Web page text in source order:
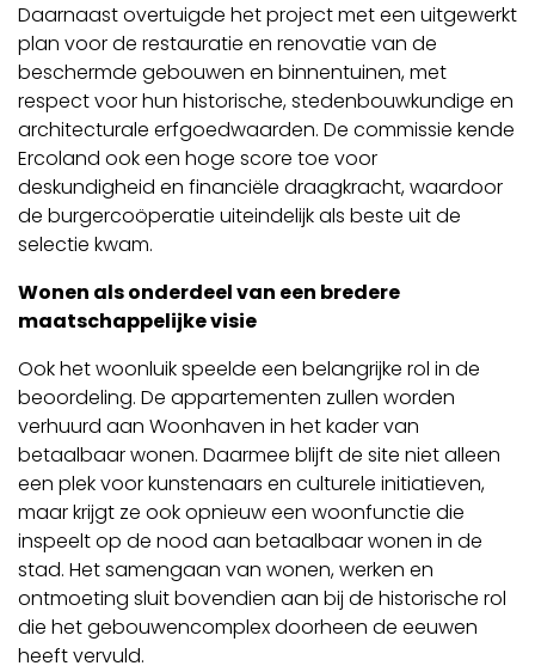
Daarnaast overtuigde het project met een uitgewerkt
plan voor de restauratie en renovatie van de
beschermde gebouwen en binnentuinen, met
respect voor hun historische, stedenbouwkundige en
architecturale erfgoedwaarden. De commissie kende
Ercoland ook een hoge score toe voor
deskundigheid en financiële draagkracht, waardoor
de burgercoöperatie uiteindelijk als beste uit de
selectie kwam.
Wonen als onderdeel van een bredere
maatschappelijke visie
Ook het woonluik speelde een belangrijke rol in de
beoordeling. De appartementen zullen worden
verhuurd aan Woonhaven in het kader van
betaalbaar wonen. Daarmee blijft de site niet alleen
een plek voor kunstenaars en culturele initiatieven,
maar krijgt ze ook opnieuw een woonfunctie die
inspeelt op de nood aan betaalbaar wonen in de
stad. Het samengaan van wonen, werken en
ontmoeting sluit bovendien aan bij de historische rol
die het gebouwencomplex doorheen de eeuwen
heeft vervuld.